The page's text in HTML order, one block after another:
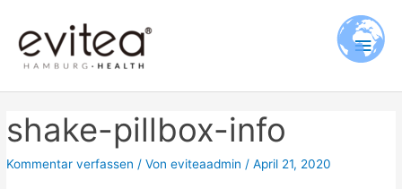
Inhalt
springen
shake-pillbox-info
Kommentar verfassen / Voneviteaadmin /April 21, 2020